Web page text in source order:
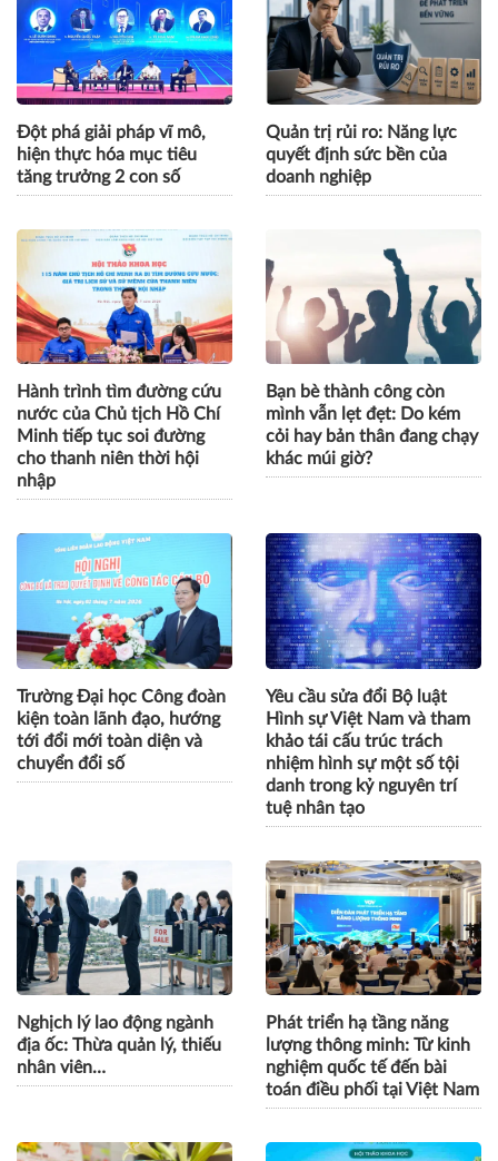
Đột phá giải pháp vĩ mô,
hiện thực hóa mục tiêu
tăng trưởng 2 con số
Quản trị rủi ro: Năng lực
quyết định sức bền của
doanh nghiệp
Hành trình tìm đường cứu
nước của Chủ tịch Hồ Chí
Minh tiếp tục soi đường
cho thanh niên thời hội
nhập
Bạn bè thành công còn
mình vẫn lẹt đẹt: Do kém
cỏi hay bản thân đang chạy
khác múi giờ?
Trường Đại học Công đoàn
kiện toàn lãnh đạo, hướng
tới đổi mới toàn diện và
chuyển đổi số
Yêu cầu sửa đổi Bộ luật
Hình sự Việt Nam và tham
khảo tái cấu trúc trách
nhiệm hình sự một số tội
danh trong kỷ nguyên trí
tuệ nhân tạo
Nghịch lý lao động ngành
địa ốc: Thừa quản lý, thiếu
nhân viên…
Phát triển hạ tầng năng
lượng thông minh: Từ kinh
nghiệm quốc tế đến bài
toán điều phối tại Việt Nam